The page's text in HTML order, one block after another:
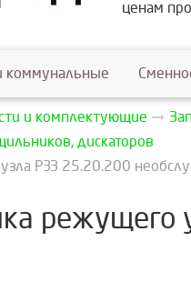
ценам
коммунальные
и комплектующие
дискаторов
РЗЗ 25.20.200
режущего